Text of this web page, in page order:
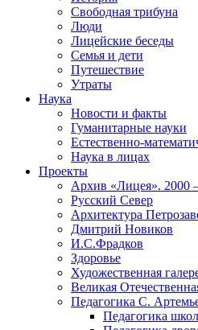
Свободная трибуна
Люди
Лицейские беседы
Семья и дети
Путешествие
Утраты
Наука
Новости и факты
Гуманитарные науки
Естественно-
Наука в лицах
Проекты
Архив «Лицея». 2000
Русский Север
Архитектура
Дмитрий Новиков
И.С.Фрадков
Здоровье
Художественная
Великая
Педагогика С.
Педагогика